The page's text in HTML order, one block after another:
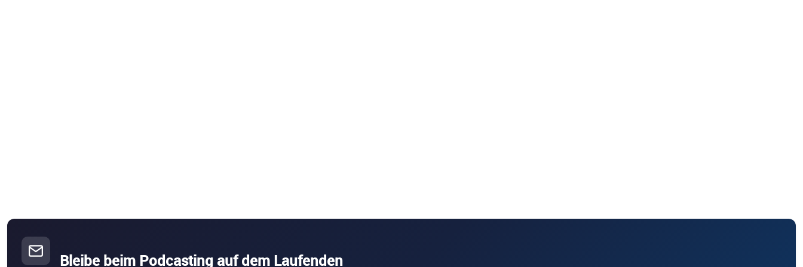
Bleibe beim Podcasting auf dem Laufenden